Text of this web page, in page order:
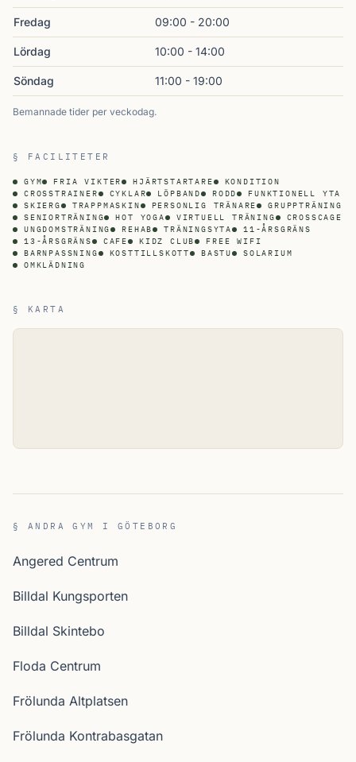
Fredag 09:00 - 20:00
Lördag 10:00 - 14:00
Söndag 11:00 - 19:00
Bemannade tider per veckodag.
§ FACILITETER
GYM FRIA VIKTER HJÄRTSTARTARE
KONDITION
CROSSTRAINER
CYKLAR LÖPBAND RODD
FUNKTIONELL YTA
SKIERG
TRAPPMASKIN PERSONLIG TRÄNARE
GRUPPTRÄNING
SENIORTRÄNING
HOT YOGA VIRTUELL TRÄNING
CROSSCAGE
UNGDOMSTRÄNING
REHAB TRÄNINGSYTA
11-ÅRSGRÄNS
13-ÅRSGRÄNS
CAFE KIDZ CLUB
FREE WIFI
BARNPASSNING
KOSTTILLSKOTT BASTU
SOLARIUM
OMKLÄDNING
§ KARTA
§ ANDRA GYM I GÖTEBORG
Angered Centrum
Billdal Kungsporten
Billdal Skintebo
Floda Centrum
Frölunda Altplatsen
Frölunda Kontrabasgatan